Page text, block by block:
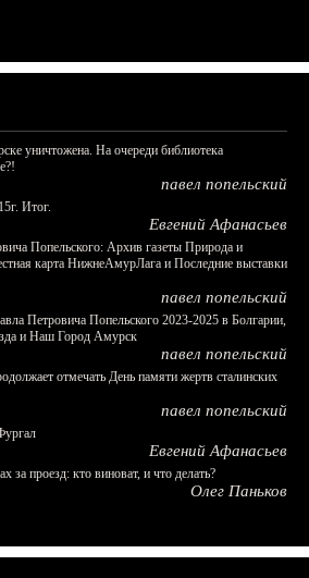
уничтожена. На очереди библиотека
павел попельский
Итог.
Евгений Афанасьев
Попельского: Архив газеты Природа и
карта НижнеАмурЛага и Последние выставки
павел попельский
Петровича Попельского 2023-2025 в Болгарии,
и Наш Город Амурск
павел попельский
отмечать День памяти жертв сталинских
павел попельский
Евгений Афанасьев
за проезд: кто виноват, и что делать?
Олег Паньков